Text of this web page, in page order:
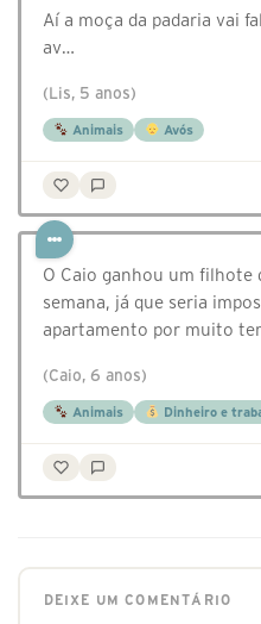
Aí a moça da padaria vai
av…
(Lis, 5 anos)
Animais Avós
O Caio ganhou um filhote
semana, já que seria
apartamento por muito
(Caio, 6 anos)
Animais Dinheiro e
DEIXE UM COMENTÁRIO